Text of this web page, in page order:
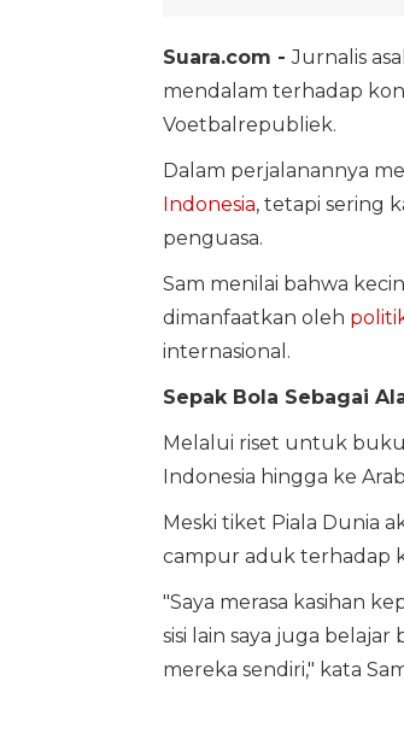
Suara.com -Jurnalis
mendalam terhadap
Voetbalrepubliek.
Dalam perjalanannya
Indonesia, tetapi sering
penguasa.
Sam menilai bahwa
dimanfaatkan oleh
internasional.
Sepak Bola Sebagai
Melalui riset untuk
Indonesia hingga ke
Meski tiket Piala Dunia
campur aduk terhadap
"Saya merasa kasihan
sisi lain saya juga
mereka sendiri," kata